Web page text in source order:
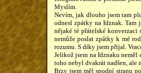
Myslím.
Nevím, jak dlouho jsem tam
odnesl zpátky na Idznak.
nějaké té přátelské konverzaci
nemůže poslat zpátky k mé
rozumu. S díky jsem přijal.
Jelikož jsem na Idznaku neměl
toho nebyl dvakrát nadšen, ale
Brzy jsem měl spodní stranu